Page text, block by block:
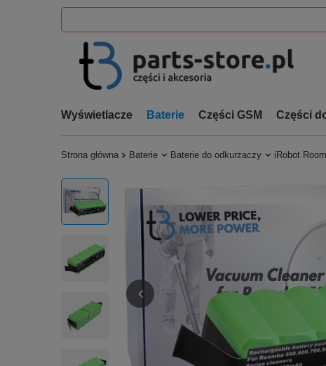
Wyświetlacze Baterie Części GSM Części
Strona główna Baterie Baterie do odkurzaczy iRobot